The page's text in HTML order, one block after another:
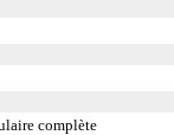
complète